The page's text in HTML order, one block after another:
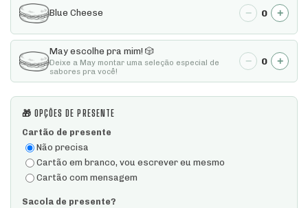
Blue Cheese − 0 +
May escolhe pra mim! 🎲
Deixe a May montar uma seleção especial de
sabores pra você!
− 0 +
🎁 OPÇÕES DE PRESENTE
Cartão de presente
Não precisa
Cartão em branco, vou escrever eu mesmo
Cartão com mensagem
Sacola de presente?